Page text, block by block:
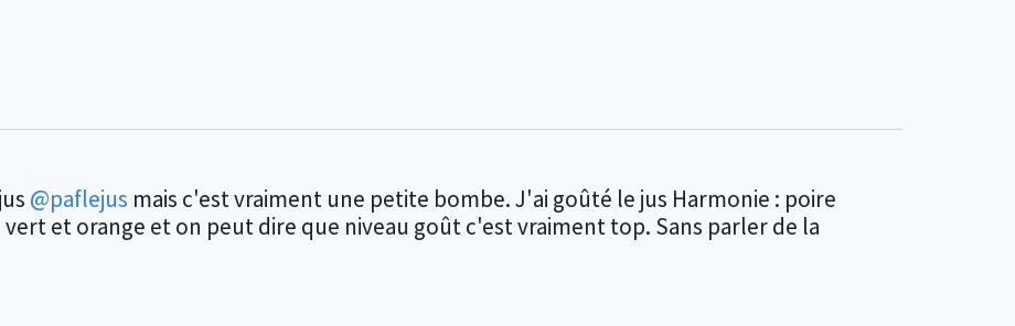
@paflejus mais c'est vraiment une petite bombe. J'ai goûté le jus Harmonie : poire
et orange et on peut dire que niveau goût c'est vraiment top. Sans parler de la